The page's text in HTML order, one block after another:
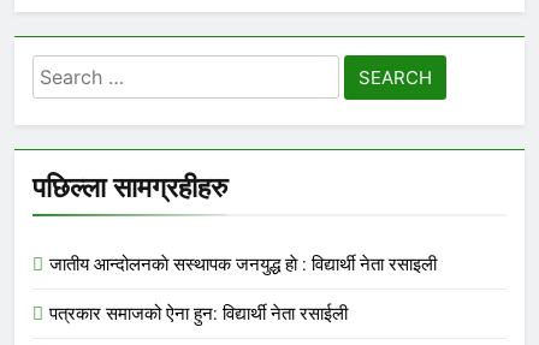
Search
for:
पछिल्ला सामग्रहीहरु
जातीय आन्दोलनकाे सस्थापक जनयुद्ध हाे : विद्यार्थी नेता रसाइली
पत्रकार समाजको ऐना हुन: विद्यार्थी नेता रसाईली